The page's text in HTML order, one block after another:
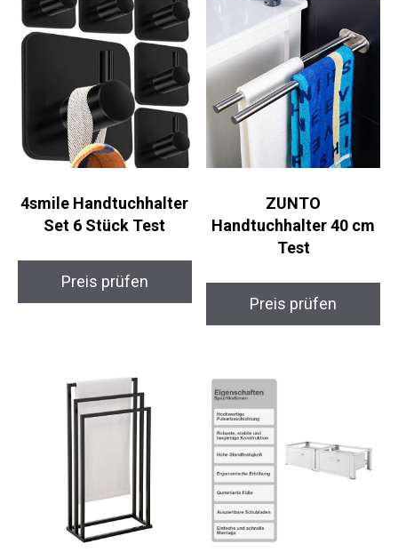
4smile Handtuchhalter
Set 6 Stück Test
Preis prüfen
ZUNTO
Handtuchhalter 40 cm
Test
Preis prüfen